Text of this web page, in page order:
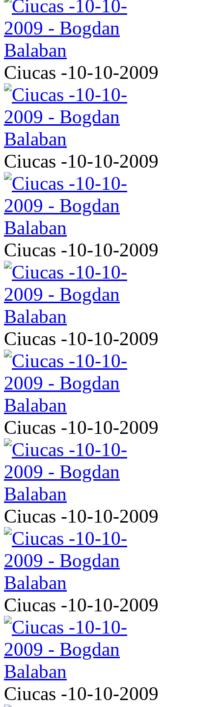
Ciucas -10-10-2009
Ciucas -10-10-2009
Ciucas -10-10-2009
Ciucas -10-10-2009
Ciucas -10-10-2009
Ciucas -10-10-2009
Ciucas -10-10-2009
Ciucas -10-10-2009